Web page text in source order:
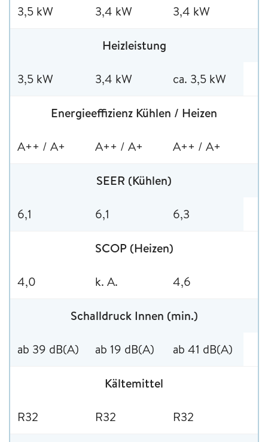
3,5 kW 3,4 kW 3,4 kW
Heizleistung
3,5 kW 3,4 kW ca. 3,5 kW
Energieeffizienz Kühlen / Heizen
A++ / A+ A++ / A+ A++ / A+
SEER (Kühlen)
6,1 6,1 6,3
SCOP (Heizen)
4,0 k. A. 4,6
Schalldruck Innen (min.)
ab 39 dB(A) ab 19 dB(A) ab 41 dB(A)
Kältemittel
R32 R32 R32